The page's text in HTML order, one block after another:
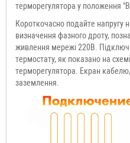
терморегулятора у положення
Короткочасно подайте напругу
визначення фазного дроту,
живлення мережі 220В.
термостату, як показано на
терморегулятора. Екран
заземлення.